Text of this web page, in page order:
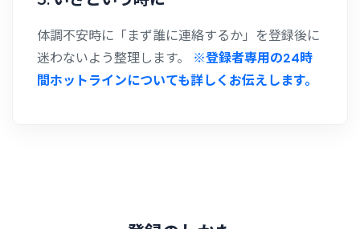
体調不安時に「まず誰に連絡するか」を登録後に
迷わないよう整理します。
※登録者専用の24時
間ホットラインについても詳しくお伝えします。